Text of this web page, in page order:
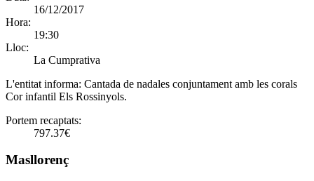
16/12/2017
Hora:
19:30
Lloc:
La Cumprativa
L'entitat informa: Cantada de nadales conjuntament amb les corals
Cor infantil Els Rossinyols.
Portem recaptats:
797.37€
Masllorenç